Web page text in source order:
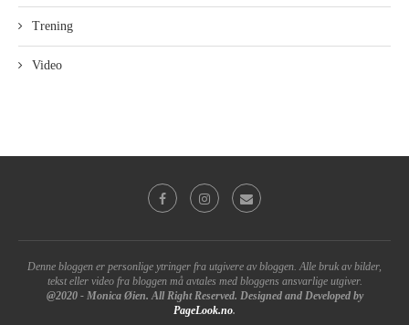
Trening
Video
Denne bloggen er personlige ytringer fra utgivere av bloggen. Alle bruk av bilder,
tekst eller video fra bloggen må avtales med bloggens ansvarlige utgiver.
@2020 - Monica Øien. All Right Reserved. Designed and Developed by
PageLook.no.